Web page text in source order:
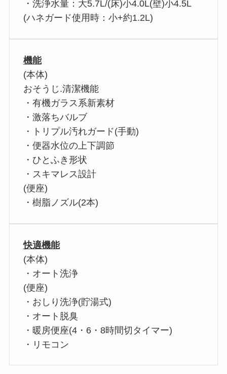
・洗浄水量：大5.7L/(床)小4.0L(壁)小4.5L
(ハネガード使用時：小+約1.2L)
機能
(本体)
おそうじ.清潔機能
・有機ガラス系新素材
・激落ちバルブ
・トリプル汚れガード(手動)
・便器水位の上下調節
・ひとふき形状
・スキマレス設計
(便座)
・樹脂ノズル(2本)
快適機能
(本体)
・オート洗浄
(便座)
・おしり洗浄(貯湯式)
・オート脱臭
・暖房便座(4・6・8時間切タイマー)
・リモコン